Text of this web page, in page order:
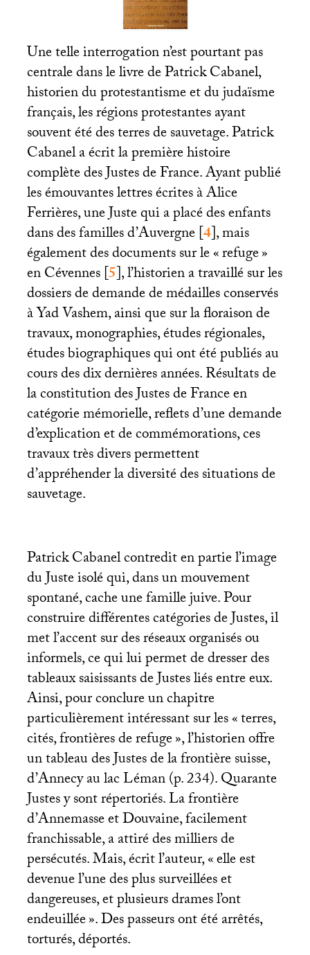
Une telle interrogation n’est pourtant pas
centrale dans le livre de Patrick Cabanel,
historien du protestantisme et du judaïsme
français, les régions protestantes ayant
souvent été des terres de sauvetage. Patrick
Cabanel a écrit la première histoire
complète des Justes de France. Ayant publié
les émouvantes lettres écrites à Alice
Ferrières, une Juste qui a placé des enfants
dans des familles d’Auvergne[4], mais
également des documents sur le «refuge»
en Cévennes[5], l’historien a travaillé sur les
dossiers de demande de médailles conservés
à Yad Vashem, ainsi que sur la floraison de
travaux, monographies, études régionales,
études biographiques qui ont été publiés au
cours des dix dernières années. Résultats de
la constitution des Justes de France en
catégorie mémorielle, reflets d’une demande
d’explication et de commémorations, ces
travaux très divers permettent
d’appréhender la diversité des situations de
sauvetage.
Patrick Cabanel contredit en partie l’image
du Juste isolé qui, dans un mouvement
spontané, cache une famille juive. Pour
construire différentes catégories de Justes, il
met l’accent sur des réseaux organisés ou
informels, ce qui lui permet de dresser des
tableaux saisissants de Justes liés entre eux.
Ainsi, pour conclure un chapitre
particulièrement intéressant sur les «terres,
cités, frontières de refuge», l’historien offre
un tableau des Justes de la frontière suisse,
d’Annecy au lac Léman (p. 234). Quarante
Justes y sont répertoriés. La frontière
d’Annemasse et Douvaine, facilement
franchissable, a attiré des milliers de
persécutés. Mais, écrit l’auteur, «elle est
devenue l’une des plus surveillées et
dangereuses, et plusieurs drames l’ont
endeuillée». Des passeurs ont été arrêtés,
torturés, déportés.